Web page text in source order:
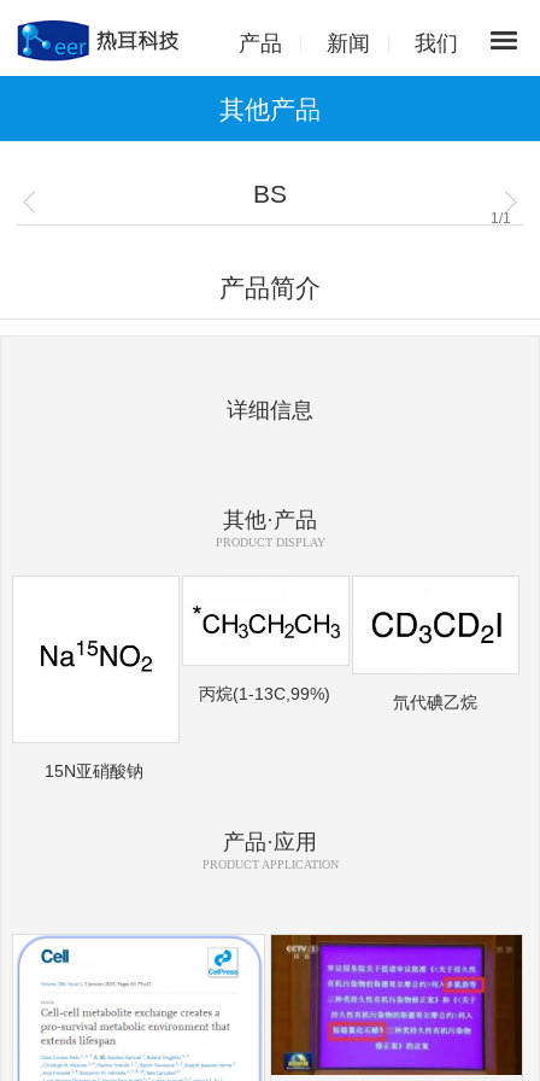
产品 新闻 我们
其他产品
BS
1 /1
产品简介
详细信息
其他·产品
PRODUCT DISPLAY
15N亚硝酸钠
丙烷(1-13C,99%) 氘代碘乙烷
产品·应用
PRODUCT APPLICATION